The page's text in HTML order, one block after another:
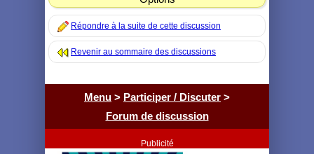
Répondre à la suite de cette discussion
Revenir au sommaire des discussions
Menu > Participer / Discuter >
Forum de discussion
Publicité